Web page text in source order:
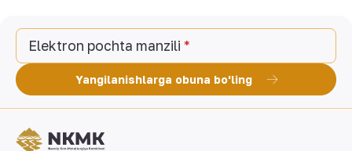
Elektron pochta manzili
Yangilanishlarga obuna bo'ling